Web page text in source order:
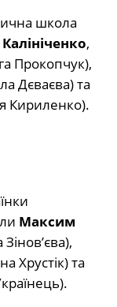
школа
,
Прокопчук),
Дєваєва) та
Кириленко).
Максим
Хрустік) та